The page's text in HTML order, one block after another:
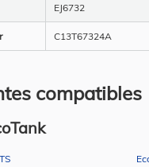
EJ6732
C13T67324A
compatibles